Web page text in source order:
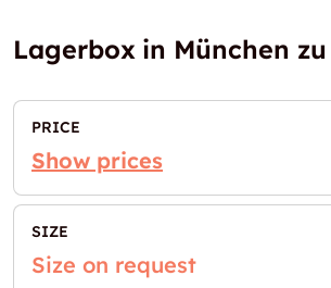
Lagerbox in München
PRICE
Show prices
SIZE
Size on request